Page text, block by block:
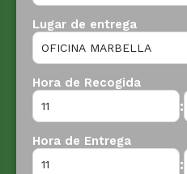
Lugar de entrega
Hora de Recogida
:
Hora de Entrega
: